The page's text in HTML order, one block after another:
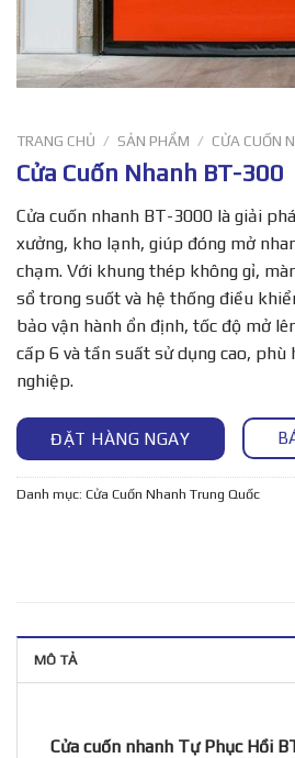
TRANG CHỦ / SẢN PHẨM / CỬA CUỐN
Cửa Cuốn Nhanh BT-300
Cửa cuốn nhanh BT-3000 là giải
xưởng, kho lạnh, giúp đóng mở
chạm. Với khung thép không gỉ,
sổ trong suốt và hệ thống điều
bảo vận hành ổn định, tốc độ mở
cấp 6 và tần suất sử dụng cao,
nghiệp.
ĐẶT HÀNG NGAY
Danh mục: Cửa Cuốn Nhanh Trung Quốc
MÔ TẢ
Cửa cuốn nhanh Tự Phục Hồi